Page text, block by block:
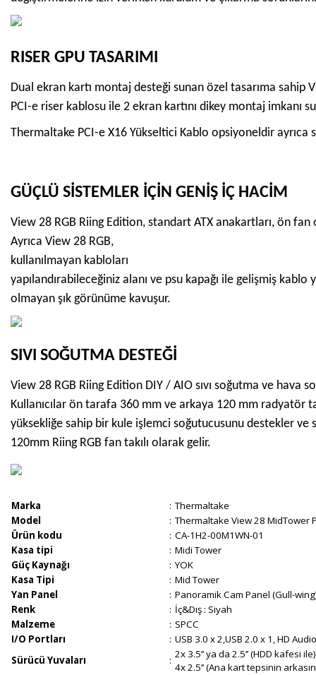
RISER GPU TASARIMI
Dual ekran kartı montaj desteği sunan özel tasarıma sahip
PCI-e riser kablosu ile 2 ekran kartını dikey montaj imkanı
Thermaltake PCI-e X16 Yükseltici Kablo opsiyoneldir ayrıca
GÜÇLÜ SİSTEMLER İÇİN GENİŞ İÇ HACİM
View 28 RGB Riing Edition, standart ATX anakartları, ön
Ayrıca View 28 RGB,
kullanılmayan kabloları
yapılandırabileceğiniz alanı ve psu kapağı ile gelişmiş
olmayan şık görünüme kavuşur.
SIVI SOĞUTMA DESTEĞİ
View 28 RGB Riing Edition DIY / AIO sıvı soğutma ve
Kullanıcılar ön tarafa 360 mm ve arkaya 120 mm radyatör
yüksekliğe sahip bir kule işlemci soğutucusunu destekler ve
120mm Riing RGB fan takılı olarak gelir.
Marka : Thermaltake
Model
: Thermaltake View 28 MidTower
Ürün kodu
: CA-1H2-00M1WN-01
Kasa tipi
: Midi Tower
Güç Kaynağı
: YOK
Kasa Tipi
: Mid Tower
Yan Panel
: Panoramik Cam Panel (Gull-
Renk
: İç&Dış : Siyah
Malzeme
: SPCC
I/O Portları
: USB 3.0 x 2,USB 2.0 x 1, HD
Sürücü Yuvaları
: 2x 3.5’’ ya da 2.5’’ (HDD kafesi ile)
4x 2.5’’ (Ana kart tepsinin